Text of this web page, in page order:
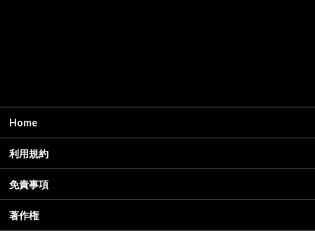
Home
利用規約
免責事項
著作権